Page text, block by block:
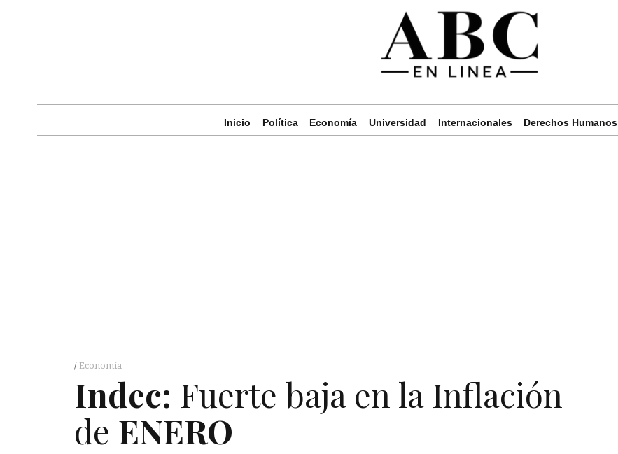
Inicio Política Economía Universidad Internacionales Derechos Humanos
Economía
Indec: Fuerte baja en la Inflación
de ENERO